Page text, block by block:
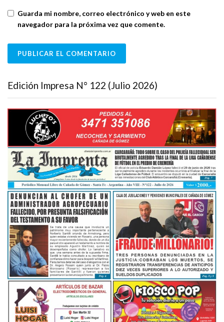
Guarda mi nombre, correo electrónico y web en este
navegador para la próxima vez que comente.
Edición Impresa N° 122 (Julio 2026)